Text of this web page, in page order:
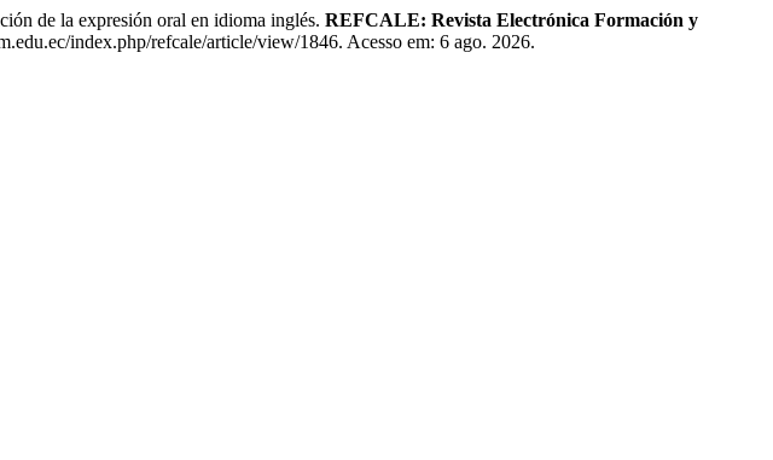
de la expresión oral en idioma inglés. REFCALE: Revista Electrónica Formación y
index.php/refcale/article/view/1846. Acesso em: 6 ago. 2026.